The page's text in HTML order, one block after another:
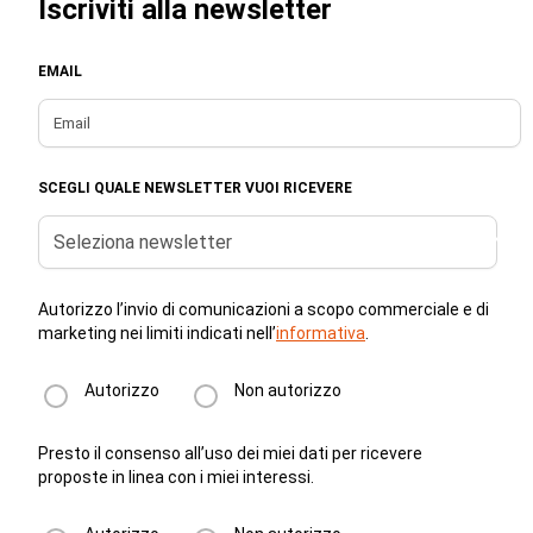
Iscriviti alla newsletter
EMAIL
SCEGLI QUALE NEWSLETTER VUOI RICEVERE
Seleziona newsletter
Autorizzo l’invio di comunicazioni a scopo commerciale e di
marketing nei limiti indicati nell’informativa.
Autorizzo Non autorizzo
Presto il consenso all’uso dei miei dati per ricevere
proposte in linea con i miei interessi.